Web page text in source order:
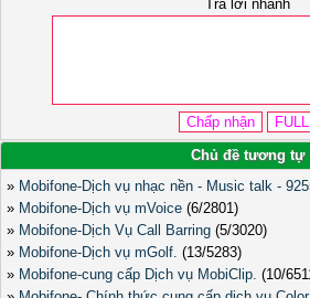
Trả lời nhanh
Chủ đề tương tự
» Mobifone-Dịch vụ nhạc nền - Music talk -
» Mobifone-Dịch vụ mVoice (6/2801)
» Mobifone-Dịch Vụ Call Barring (5/3020)
» Mobifone-Dịch vụ mGolf. (13/5283)
» Mobifone-cung cấp Dịch vụ MobiClip. (10/